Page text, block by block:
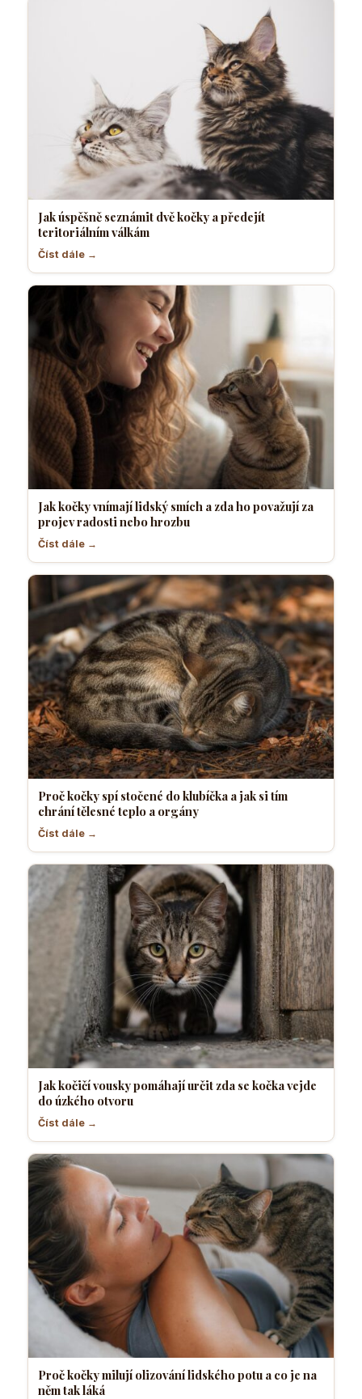
Jak úspěšně seznámit dvě kočky a předejít
teritoriálním válkám
Číst dále →
Jak kočky vnímají lidský smích a zda ho považují za
projev radosti nebo hrozbu
Číst dále →
Proč kočky spí stočené do klubíčka a jak si tím
chrání tělesné teplo a orgány
Číst dále →
Jak kočičí vousky pomáhají určit zda se kočka vejde
do úzkého otvoru
Číst dále →
Proč kočky milují olizování lidského potu a co je na
něm tak láká